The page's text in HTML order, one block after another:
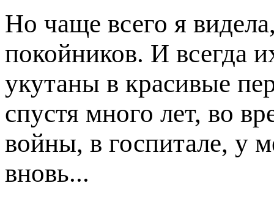
Но чаще всего я
покойников. И всегда
укутаны в красивые
спустя много лет, во
войны, в госпитале, у
вновь...